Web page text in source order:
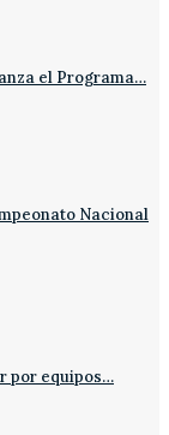
el Programa…
Nacional
por equipos…